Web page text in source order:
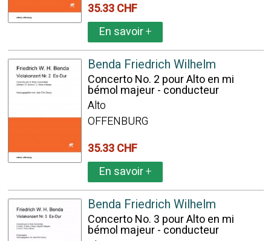
35.33 CHF
En savoir+
Benda Friedrich Wilhelm
Concerto No. 2 pour Alto en mi
bémol majeur - conducteur
Alto
OFFENBURG
35.33 CHF
En savoir+
Benda Friedrich Wilhelm
Concerto No. 3 pour Alto en mi
bémol majeur - conducteur